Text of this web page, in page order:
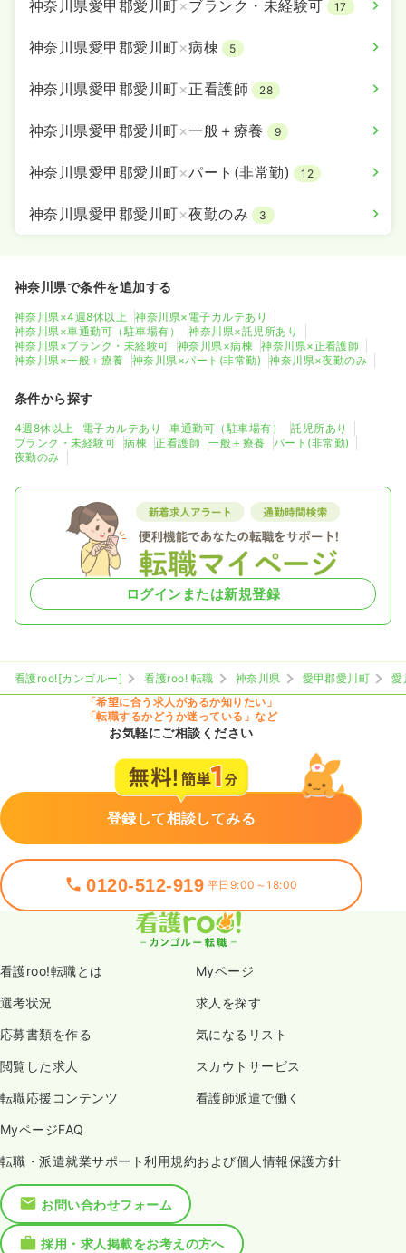
神奈川県愛甲郡愛川町×ブランク・未経験可 17
神奈川県愛甲郡愛川町×病棟 5
神奈川県愛甲郡愛川町×正看護師 28
神奈川県愛甲郡愛川町×一般＋療養 9
神奈川県愛甲郡愛川町×パート(非常勤) 12
神奈川県愛甲郡愛川町×夜勤のみ 3
神奈川県で条件を追加する
神奈川県×4週8休以上
神奈川県×電子カルテあり
神奈川県×車通勤可（駐車場有）
神奈川県×託児所あり
神奈川県×ブランク・未経験可
神奈川県×病棟
神奈川県×正看護師
神奈川県×一般＋療養
神奈川県×パート(非常勤) 神奈川県×夜勤のみ
条件から探す
4週8休以上 電子カルテあり 車通勤可（駐車場有）
託児所あり
ブランク・未経験可
病棟 正看護師 一般＋療養
パート(非常勤)
夜勤のみ
ログインまたは新規登録
看護roo![カンゴルー] 看護roo! 転職 神奈川県 愛甲郡愛川町
愛
「希望に合う求人があるか知りたい」
「転職するかどうか迷っている」など
お気軽にご相談ください
登録して相談してみる
0120-512-919 平日9:00～18:00
看護roo!転職とは Myページ
選考状況 求人を探す
応募書類を作る 気になるリスト
閲覧した求人 スカウトサービス
転職応援コンテンツ 看護師派遣で働く
MyページFAQ
転職・派遣就業サポート利用規約および個人情報保護方針
お問い合わせフォーム
採用・求人掲載をお考えの方へ